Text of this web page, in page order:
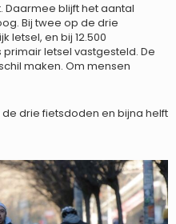
Daarmee blijft het aantal
Bij twee op de drie
letsel, en bij 12.500
letsel vastgesteld. De
maken. Om mensen
drie fietsdoden en bijna helft